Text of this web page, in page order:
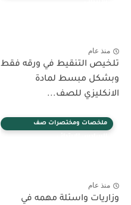
منذ عام
تلخيص التنقيط في ورقه فقط
وبشكل مبسط لمادة
الانكليزي للصف...
ملخصات ومختصرات صف
منذ عام
وزاريات واسئلة مهمه في